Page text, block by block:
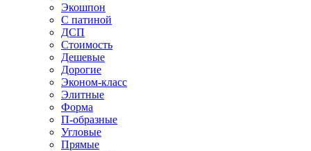
Экошпон
С патиной
ДСП
Стоимость
Дешевые
Дорогие
Эконом-класс
Элитные
Форма
П-образные
Угловые
Прямые